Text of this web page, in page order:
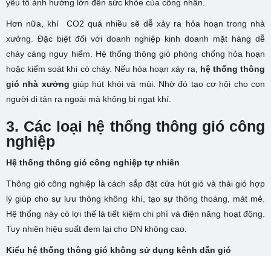
yếu tố ảnh hưởng lớn đến sức khỏe của công nhân.
Hơn nữa, khí CO2 quá nhiều sẽ dễ xảy ra hỏa hoạn trong nhà
xưởng. Đặc biệt đối với doanh nghiệp kinh doanh mặt hàng dễ
cháy càng nguy hiểm. Hệ thống thông gió phòng chống hỏa hoạn
hoặc kiểm soát khi có cháy. Nếu hỏa hoạn xảy ra, hệ thống thông
gió nhà xưởng giúp hút khói và mùi. Nhờ đó tạo cơ hội cho con
người di tản ra ngoài mà không bị ngạt khí.
3. Các loại hệ thống thông gió công
nghiệp
Hệ thống thông gió công nghiệp tự nhiên
Thông gió công nghiệp là cách sắp đặt cửa hút gió và thải gió hợp
lý giúp cho sự lưu thông không khí, tạo sự thông thoáng, mát mẻ.
Hệ thống này có lợi thế là tiết kiệm chi phí và điện năng hoạt động.
Tuy nhiên hiệu suất đem lại cho DN không cao.
Kiểu hệ thống thông gió không sử dụng kênh dẫn gió